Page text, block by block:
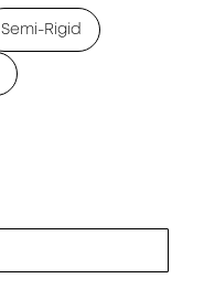
Semi-Rigid